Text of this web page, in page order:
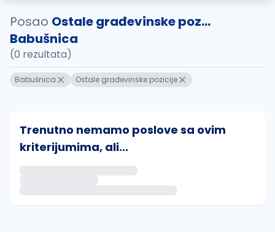
Posao Ostale građevinske poz...
Babušnica
(0 rezultata)
Babušnica Ostale građevinske pozicije
Trenutno nemamo poslove sa ovim
kriterijumima, ali...